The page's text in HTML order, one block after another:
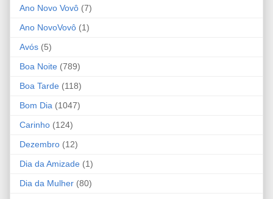
Ano Novo Vovô (7)
Ano NovoVovô (1)
Avós (5)
Boa Noite (789)
Boa Tarde (118)
Bom Dia (1047)
Carinho (124)
Dezembro (12)
Dia da Amizade (1)
Dia da Mulher (80)